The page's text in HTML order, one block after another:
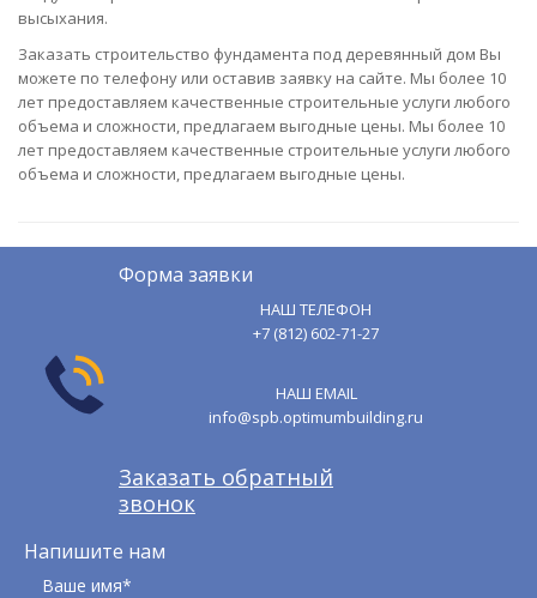
высыхания.
Заказать строительство фундамента под деревянный дом Вы
можете по телефону или оставив заявку на сайте. Мы более 10
лет предоставляем качественные строительные услуги любого
объема и сложности, предлагаем выгодные цены. Мы более 10
лет предоставляем качественные строительные услуги любого
объема и сложности, предлагаем выгодные цены.
Форма заявки
НАШ ТЕЛЕФОН
+7 (812) 602-71-27
НАШ EMAIL
info@spb.optimumbuilding.ru
Заказать обратный
звонок
Напишите нам
Ваше имя*